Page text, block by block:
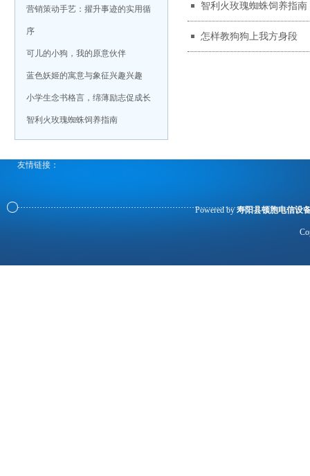
营销策动手艺：擢升事迹的实用循
序
可儿的小狗，我的原意伙伴
蓝色妖姬的寓意与象征兴趣兴趣
小学生念书格言，绵薄励志促成长
智利火玫瑰蜘蛛饲养指南
智利火玫瑰蜘蛛饲养指南
怎样教狗狗上我方身段
友情链接：
Powered by寿阳县顿胞电信设